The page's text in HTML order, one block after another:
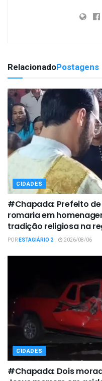
RelacionadoPostagens
CIDADES
#Chapada: Prefeito
romaria em
tradição religiosa na
PORESTAGIÁRIO 2 2026/08/06
CIDADES
#Chapada: Dois